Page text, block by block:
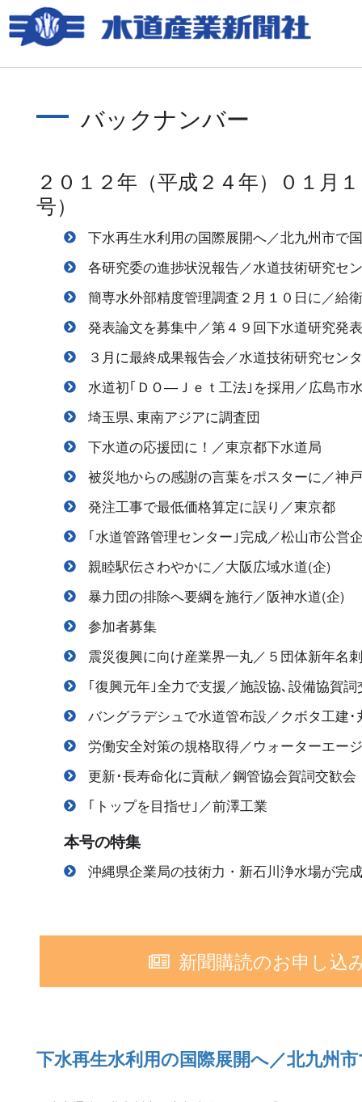
バックナンバー
２０１２年（平成２４年）０１月
号）
下水再生水利用の国際展開へ／北九州市で
各研究委の進捗状況報告／水道技術研究セ
簡専水外部精度管理調査２月１０日に／給
発表論文を募集中／第４９回下水道研究発
３月に最終成果報告会／水道技術研究セン
水道初｢ＤＯ―Ｊｅｔ工法｣を採用／広島市
埼玉県､東南アジアに調査団
下水道の応援団に！／東京都下水道局
被災地からの感謝の言葉をポスターに／神
発注工事で最低価格算定に誤り／東京都
｢水道管路管理センター｣完成／松山市公営
親睦駅伝さわやかに／大阪広域水道(企)
暴力団の排除へ要綱を施行／阪神水道(企)
参加者募集
震災復興に向け産業界一丸／５団体新年名
｢復興元年｣全力で支援／施設協､設備協賀詞
バングラデシュで水道管布設／クボタ工建･
労働安全対策の規格取得／ウォーターエー
更新･長寿命化に貢献／鋼管協会賀詞交歓会
｢トップを目指せ｣／前澤工業
本号の特集
沖縄県企業局の技術力・新石川浄水場が完成
新聞購読のお申し込
下水再生水利用の国際展開へ／北九州